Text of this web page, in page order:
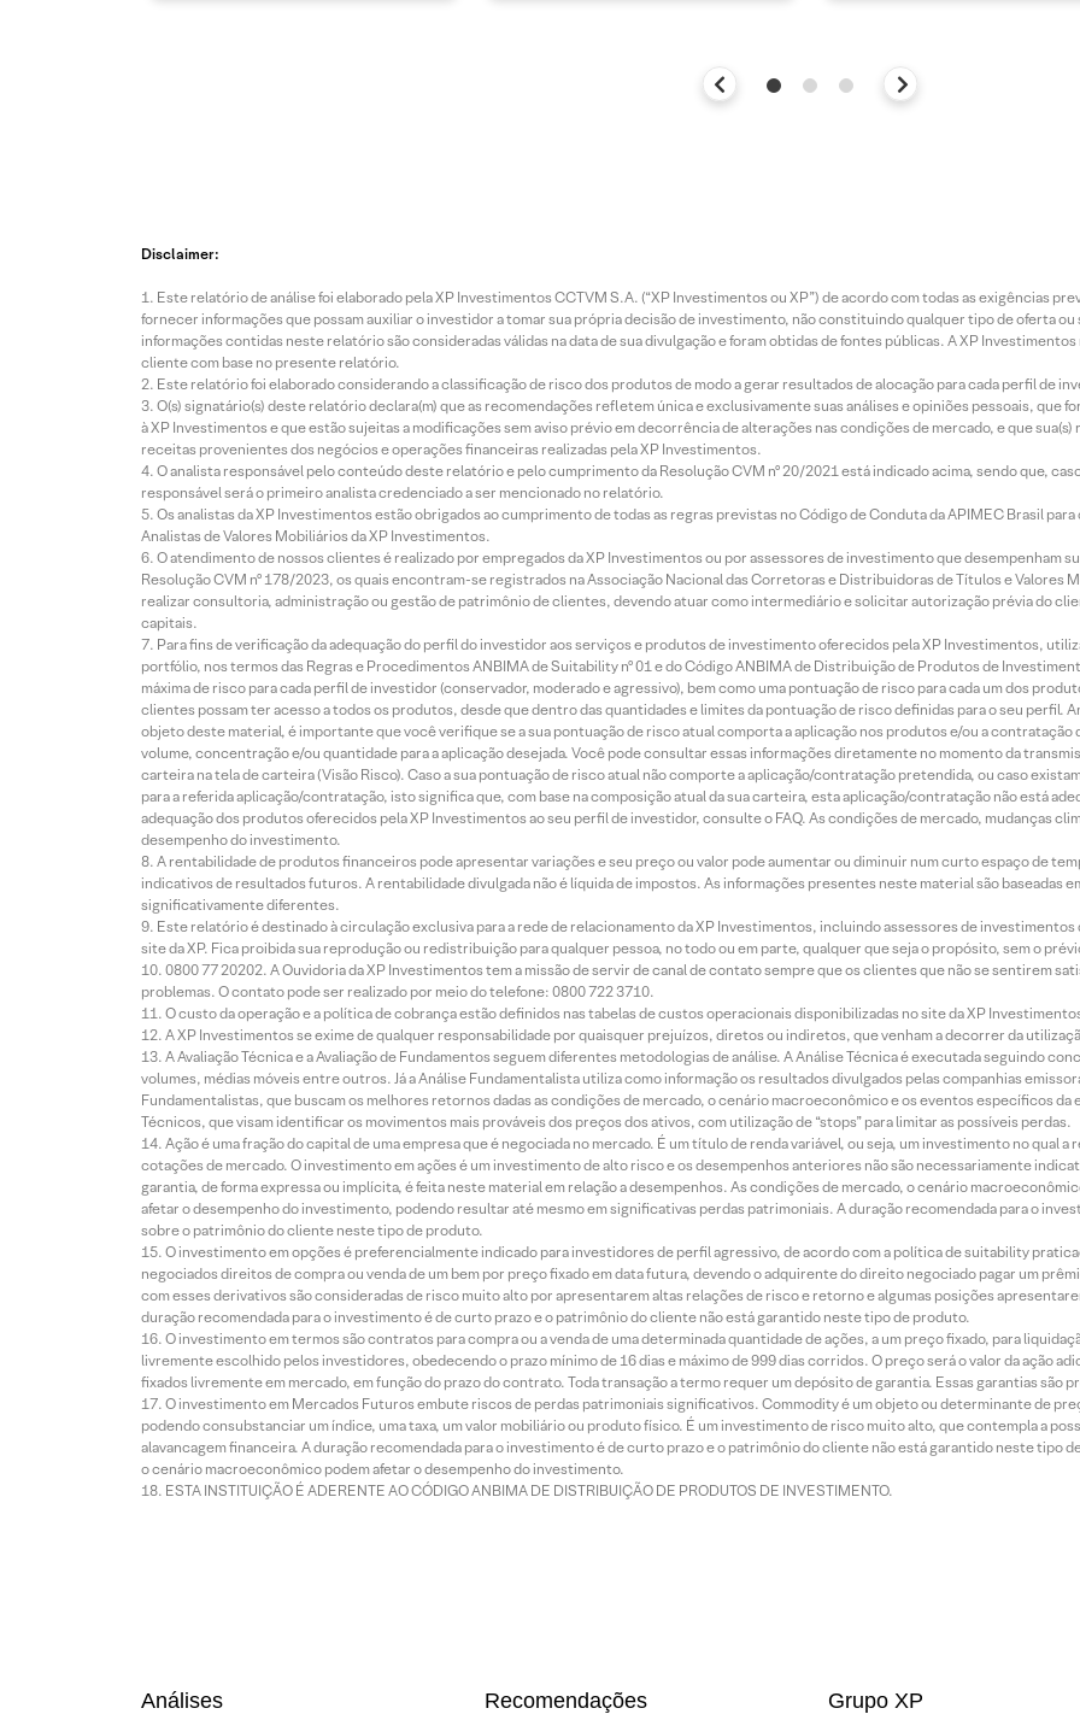
Disclaimer:
Este relatório de análise foi elaborado pela XP Investimentos CCTVM S.A. (“XP Investimentos ou XP”) de acordo com todas as exigências
fornecer informações que possam auxiliar o investidor a tomar sua própria decisão de investimento, não constituindo qualquer tipo de oferta
informações contidas neste relatório são consideradas válidas na data de sua divulgação e foram obtidas de fontes públicas. A XP
cliente com base no presente relatório.
Este relatório foi elaborado considerando a classificação de risco dos produtos de modo a gerar resultados de alocação para cada perfil de
O(s) signatário(s) deste relatório declara(m) que as recomendações refletem única e exclusivamente suas análises e opiniões pessoais, que
à XP Investimentos e que estão sujeitas a modificações sem aviso prévio em decorrência de alterações nas condições de mercado, e que
receitas provenientes dos negócios e operações financeiras realizadas pela XP Investimentos.
O analista responsável pelo conteúdo deste relatório e pelo cumprimento da Resolução CVM nº 20/2021 está indicado acima, sendo que,
responsável será o primeiro analista credenciado a ser mencionado no relatório.
Os analistas da XP Investimentos estão obrigados ao cumprimento de todas as regras previstas no Código de Conduta da APIMEC Brasil
Analistas de Valores Mobiliários da XP Investimentos.
O atendimento de nossos clientes é realizado por empregados da XP Investimentos ou por assessores de investimento que desempenham
Resolução CVM nº 178/2023, os quais encontram-se registrados na Associação Nacional das Corretoras e Distribuidoras de Títulos e Valores
realizar consultoria, administração ou gestão de patrimônio de clientes, devendo atuar como intermediário e solicitar autorização prévia do
capitais.
Para fins de verificação da adequação do perfil do investidor aos serviços e produtos de investimento oferecidos pela XP Investimentos,
portfólio, nos termos das Regras e Procedimentos ANBIMA de Suitability nº 01 e do Código ANBIMA de Distribuição de Produtos de
máxima de risco para cada perfil de investidor (conservador, moderado e agressivo), bem como uma pontuação de risco para cada um dos
clientes possam ter acesso a todos os produtos, desde que dentro das quantidades e limites da pontuação de risco definidas para o seu perfil.
objeto deste material, é importante que você verifique se a sua pontuação de risco atual comporta a aplicação nos produtos e/ou a contratação
volume, concentração e/ou quantidade para a aplicação desejada. Você pode consultar essas informações diretamente no momento da
carteira na tela de carteira (Visão Risco). Caso a sua pontuação de risco atual não comporte a aplicação/contratação pretendida, ou caso
para a referida aplicação/contratação, isto significa que, com base na composição atual da sua carteira, esta aplicação/contratação não está
adequação dos produtos oferecidos pela XP Investimentos ao seu perfil de investidor, consulte o FAQ. As condições de mercado, mudanças
desempenho do investimento.
A rentabilidade de produtos financeiros pode apresentar variações e seu preço ou valor pode aumentar ou diminuir num curto espaço de
indicativos de resultados futuros. A rentabilidade divulgada não é líquida de impostos. As informações presentes neste material são baseadas
significativamente diferentes.
Este relatório é destinado à circulação exclusiva para a rede de relacionamento da XP Investimentos, incluindo assessores de investimentos
site da XP. Fica proibida sua reprodução ou redistribuição para qualquer pessoa, no todo ou em parte, qualquer que seja o propósito, sem o
0800 77 20202. A Ouvidoria da XP Investimentos tem a missão de servir de canal de contato sempre que os clientes que não se sentirem
problemas. O contato pode ser realizado por meio do telefone: 0800 722 3710.
O custo da operação e a política de cobrança estão definidos nas tabelas de custos operacionais disponibilizadas no site da XP
A XP Investimentos se exime de qualquer responsabilidade por quaisquer prejuízos, diretos ou indiretos, que venham a decorrer da
A Avaliação Técnica e a Avaliação de Fundamentos seguem diferentes metodologias de análise. A Análise Técnica é executada seguindo
volumes, médias móveis entre outros. Já a Análise Fundamentalista utiliza como informação os resultados divulgados pelas companhias
Fundamentalistas, que buscam os melhores retornos dadas as condições de mercado, o cenário macroeconômico e os eventos específicos
Técnicos, que visam identificar os movimentos mais prováveis dos preços dos ativos, com utilização de “stops” para limitar as possíveis perdas.
Ação é uma fração do capital de uma empresa que é negociada no mercado. É um título de renda variável, ou seja, um investimento no qual
cotações de mercado. O investimento em ações é um investimento de alto risco e os desempenhos anteriores não são necessariamente
garantia, de forma expressa ou implícita, é feita neste material em relação a desempenhos. As condições de mercado, o cenário
afetar o desempenho do investimento, podendo resultar até mesmo em significativas perdas patrimoniais. A duração recomendada para o
sobre o patrimônio do cliente neste tipo de produto.
O investimento em opções é preferencialmente indicado para investidores de perfil agressivo, de acordo com a política de suitability
negociados direitos de compra ou venda de um bem por preço fixado em data futura, devendo o adquirente do direito negociado pagar um
com esses derivativos são consideradas de risco muito alto por apresentarem altas relações de risco e retorno e algumas posições
duração recomendada para o investimento é de curto prazo e o patrimônio do cliente não está garantido neste tipo de produto.
O investimento em termos são contratos para compra ou a venda de uma determinada quantidade de ações, a um preço fixado, para
livremente escolhido pelos investidores, obedecendo o prazo mínimo de 16 dias e máximo de 999 dias corridos. O preço será o valor da ação
fixados livremente em mercado, em função do prazo do contrato. Toda transação a termo requer um depósito de garantia. Essas garantias são
O investimento em Mercados Futuros embute riscos de perdas patrimoniais significativos. Commodity é um objeto ou determinante de
podendo consubstanciar um índice, uma taxa, um valor mobiliário ou produto físico. É um investimento de risco muito alto, que contempla a
alavancagem financeira. A duração recomendada para o investimento é de curto prazo e o patrimônio do cliente não está garantido neste tipo
o cenário macroeconômico podem afetar o desempenho do investimento.
ESTA INSTITUIÇÃO É ADERENTE AO CÓDIGO ANBIMA DE DISTRIBUIÇÃO DE PRODUTOS DE INVESTIMENTO.
Análises Recomendações Grupo XP